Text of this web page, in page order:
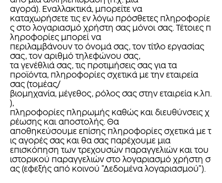
αγορά). Εναλλακτικά, μπορείτε να
καταχωρήσετε τις εν λόγω πρόσθετες πληροφορίε
ς στο λογαριασμό χρήστη σας μόνοι σας. Τέτοιες π
ληροφορίες μπορεί να
περιλαμβάνουν το όνομά σας, τον τίτλο εργασίας
σας, τον αριθμό τηλεφώνου σας,
τα γενέθλιά σας, τις προτιμήσεις σας για τα
προϊόντα, πληροφορίες σχετικά με την εταιρεία
σας (τομέας/
βιομηχανία, μέγεθος, ρόλος σας στην εταιρεία κ.λπ.
),
πληροφορίες πληρωμής καθώς και διευθύνσεις χ
ρέωσης και αποστολής. Θα
αποθηκεύσουμε επίσης πληροφορίες σχετικά με τ
ις αγορές σας και θα σας παρέχουμε μια
επισκόπηση των τρεχουσών παραγγελιών και του
ιστορικού παραγγελιών στο λογαριασμό χρήστη σ
ας (εφεξής από κοινού "Δεδομένα λογαριασμού").